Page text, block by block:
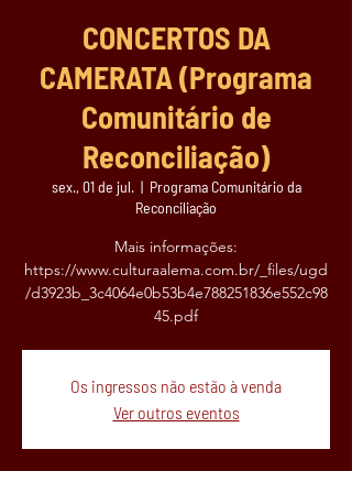
CONCERTOS DA
CAMERATA (Programa
Comunitário de
Reconciliação)
sex., 01 de jul.
  |
Programa Comunitário da
Reconciliação
Mais informações:
https://www.culturaalema.com.br/_files/ugd
/d3923b_3c4064e0b53b4e788251836e552c98
45.pdf
Os ingressos não estão à venda
Ver outros eventos